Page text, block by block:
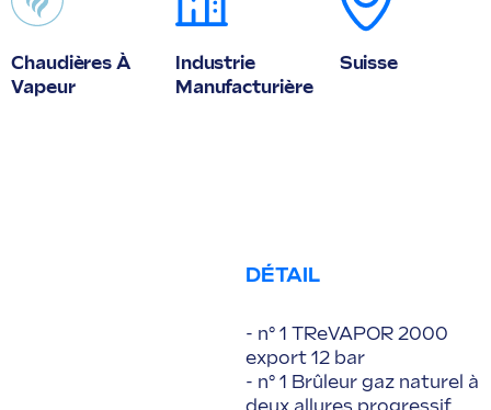
Chaudières À
Vapeur
Industrie
Manufacturière
Suisse
DÉTAIL
- n° 1 TReVAPOR 2000
export 12 bar
- n° 1 Brûleur gaz naturel à